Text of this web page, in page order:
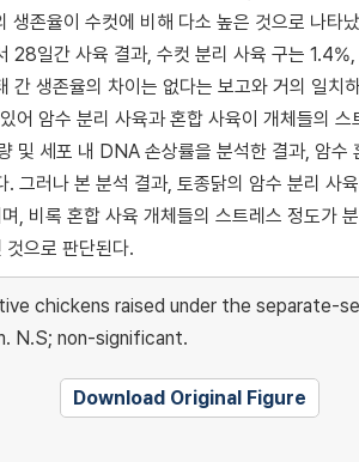
존율이 수컷에 비해 다소 높은 것으로 나타났
28일간 사육 결과, 수컷 분리 사육 구는 1.4%,
생존율의 차이는 없다는 보고와 거의 일치
어 암수 분리 사육과 혼합 사육이 개체들의 스
및 세포 내 DNA 손상률을 분석한 결과, 암수
그러나 본 분석 결과, 토종닭의 암수 분리 사
, 비록 혼합 사육 개체들의 스트레스 정도가
으로 판단된다.
chickens raised under the separate-
N.S; non-significant.
Download Original Figure